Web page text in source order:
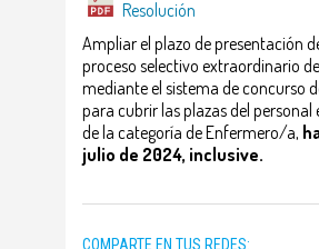
Resolución
Ampliar el plazo de presentación
proceso selectivo extraordinario
mediante el sistema de concurso
para cubrir las plazas del
de la categoría de Enfermero/a,
julio de 2024, inclusive.
COMPARTE EN TUS REDES: